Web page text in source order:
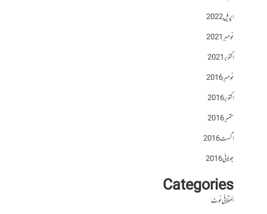
اپریل 2022
نومبر 2021
اکتوبر 2021
نومبر 2016
اکتوبر 2016
ستمبر 2016
اگست 2016
جولائی 2016
Categories
اختلافی نوٹ